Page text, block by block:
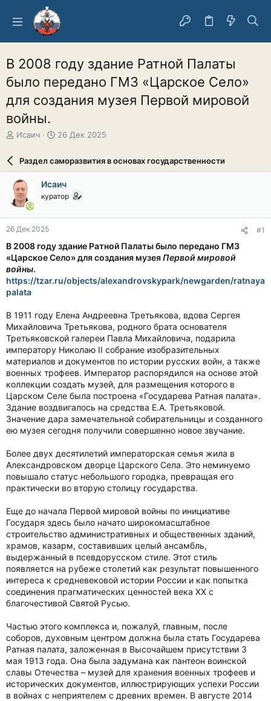
В 2008 году здание Ратной Палаты
было передано ГМЗ «Царское Село»
для создания музея Первой мировой
войны.
А
о
р
т
е
м
ы
Исаич
Д
а
а
ч
л
26 Дек 2025
Раздел саморазвития в основах государственности
Исаич
куратор
26 Дек 2025 #1
В 2008 году здание Ратной Палаты было передано ГМЗ
«Царское Село» для создания музеяПервой мировой
войны.
https://tzar.ru/objects/alexandrovskypark/newgarden/ratnaya
palata
В 1911 году Елена Андреевна Третьякова, вдова Сергея
Михайловича Третьякова, родного брата основателя
Третьяковской галереи Павла Михайловича, подарила
императору Николаю II собрание изобразительных
материалов и документов по истории русских войн, а также
военных трофеев. Император распорядился на основе этой
коллекции создать музей, для размещения которого в
Царском Селе была построена «Государева Ратная палата».
Здание воздвигалось на средства Е.А. Третьяковой.
Значение дара замечательной собирательницы и созданного
ею музея сегодня получили совершенно новое звучание.
Более двух десятилетий императорская семья жила в
Александровском дворце Царского Села. Это неминуемо
повышало статус небольшого городка, превращая его
практически во вторую столицу государства.
Еще до начала Первой мировой войны по инициативе
Государя здесь было начато широкомасштабное
строительство административных и общественных зданий,
храмов, казарм, составивших целый ансамбль,
выдержанный в псевдорусском стиле. Этот стиль
появляется на рубеже столетий как результат повышенного
интереса к средневековой истории России и как попытка
соединения прагматических ценностей века XX с
благочестивой Святой Русью.
Частью этого комплекса и, пожалуй, главным, после
соборов, духовным центром должна была стать Государева
Ратная палата, заложенная в Высочайшем присутствии 3
мая 1913 года. Она была задумана как пантеон воинской
славы Отечества – музей для хранения военных трофеев и
исторических документов, иллюстрирующих успехи России
в войнах с неприятелем с древних времен. В августе 2014